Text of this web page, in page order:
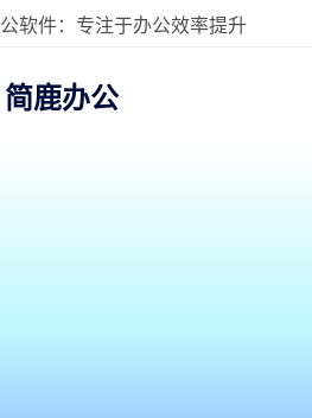
软件：专注于办公效率提升
简鹿办公